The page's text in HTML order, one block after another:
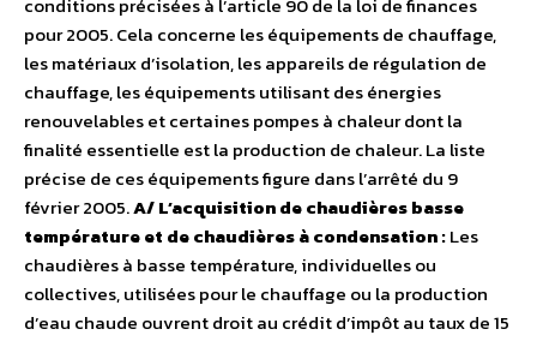
conditions précisées à l’article 90 de la loi de finances
pour 2005. Cela concerne les équipements de chauffage,
les matériaux d’isolation, les appareils de régulation de
chauffage, les équipements utilisant des énergies
renouvelables et certaines pompes à chaleur dont la
finalité essentielle est la production de chaleur. La liste
précise de ces équipements figure dans l’arrêté du 9
février 2005.A/ L’acquisition de chaudières basse
température et de chaudières à condensation :Les
chaudières à basse température, individuelles ou
collectives, utilisées pour le chauffage ou la production
d’eau chaude ouvrent droit au crédit d’impôt au taux de 15